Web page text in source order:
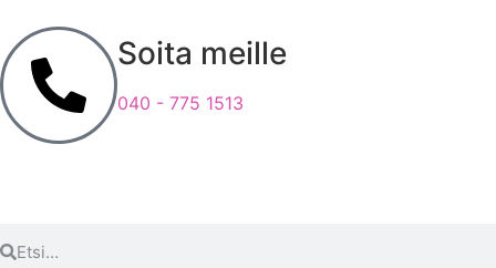
Soita meille
040 - 775 1513